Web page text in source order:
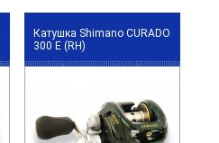
Катушка Shimano CURADO
300 E (RH)